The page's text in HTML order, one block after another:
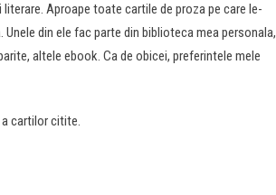
Aproape toate cartile de proza pe care le-
din ele fac parte din biblioteca mea personala,
altele ebook. Ca de obicei, preferintele mele
cartilor citite.